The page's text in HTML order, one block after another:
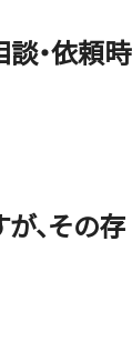
・依頼時
、その存